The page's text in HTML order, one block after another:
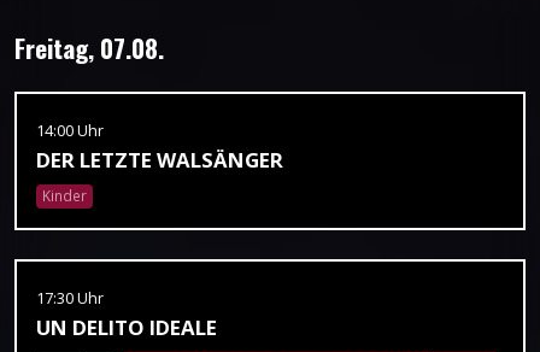
Freitag, 07.08.
14:00 Uhr
DER LETZTE WALSÄNGER
Kinder
17:30 Uhr
UN DELITO IDEALE